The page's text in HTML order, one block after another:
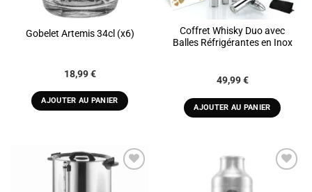
Gobelet Artemis 34cl (x6)
18,99€
AJOUTER AU PANIER
Coffret Whisky Duo avec
Balles Réfrigérantes en Inox
49,99€
AJOUTER AU PANIER